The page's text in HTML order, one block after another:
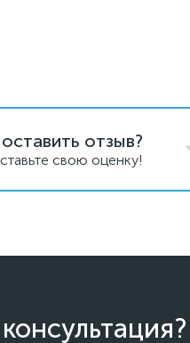
отзыв?
свою оценку!